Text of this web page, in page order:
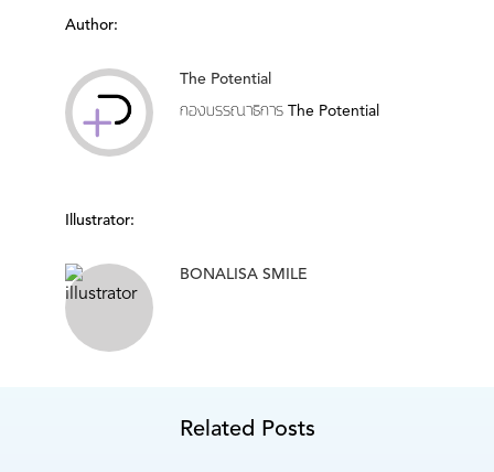
Author:
The Potential
กองบรรณาธิการ The Potential
Illustrator:
BONALISA SMILE
Related Posts